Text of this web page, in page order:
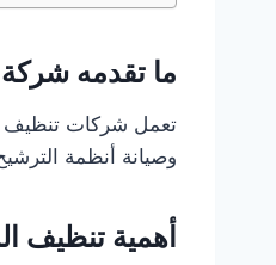
ما تقدمه
تعمل شركات تنظيف
وصيانة أنظمة
أهمية تنظيف